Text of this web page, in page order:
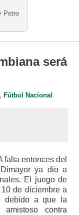
Petro
será
, Fútbol Nacional
falta entonces del
ya dio a
El juego de
de diciembre a
debido a que la
amistoso contra